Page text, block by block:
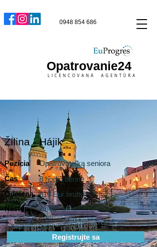
Opatrovanie24
LICENCOVANÁ AGENTÚRA
0948 854 686
Žilina - Hájik
Pozícia
Opatrovateľka seniora
Čas
8 hodín denne
Odmena
816 Eur brutto
Nástup
ihneď
Registrujte sa